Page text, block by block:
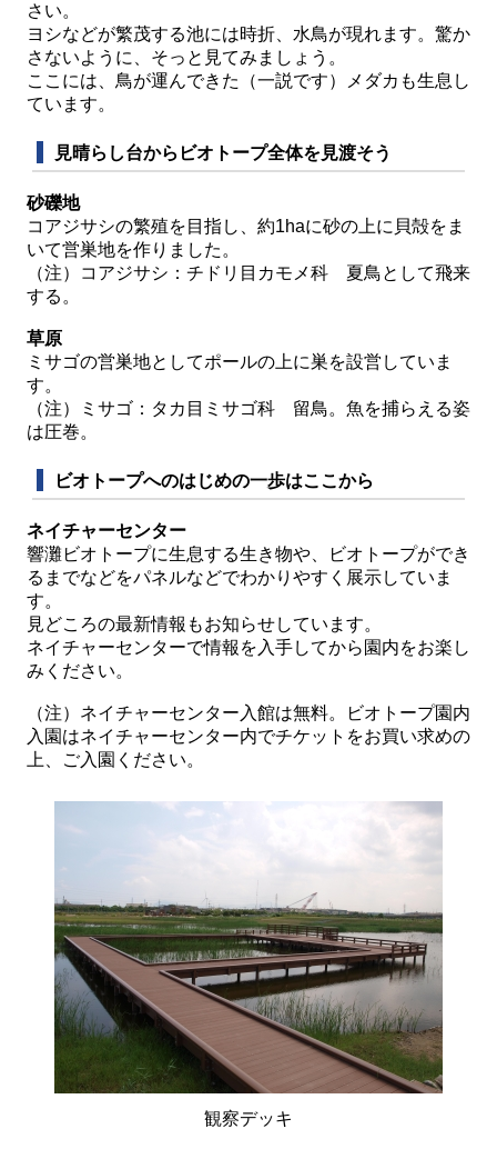
さい。
ヨシなどが繁茂する池には時折、水鳥が現れます。驚か
さないように、そっと見てみましょう。
ここには、鳥が運んできた（一説です）メダカも生息し
ています。
見晴らし台からビオトープ全体を見渡そう
砂礫地
コアジサシの繁殖を目指し、約1haに砂の上に貝殻をま
いて営巣地を作りました。
（注）コアジサシ：チドリ目カモメ科 夏鳥として飛来
する。
草原
ミサゴの営巣地としてポールの上に巣を設営していま
す。
（注）ミサゴ：タカ目ミサゴ科 留鳥。魚を捕らえる姿
は圧巻。
ビオトープへのはじめの一歩はここから
ネイチャーセンター
響灘ビオトープに生息する生き物や、ビオトープができ
るまでなどをパネルなどでわかりやすく展示していま
す。
見どころの最新情報もお知らせしています。
ネイチャーセンターで情報を入手してから園内をお楽し
みください。
（注）ネイチャーセンター入館は無料。ビオトープ園内
入園はネイチャーセンター内でチケットをお買い求めの
上、ご入園ください。
観察デッキ